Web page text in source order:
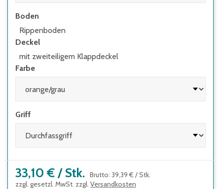
Boden
Rippenboden
Deckel
mit zweiteiligem Klappdeckel
Farbe
Griff
33,10 € / Stk. Brutto: 39,39 € /Stk.
zzgl. gesetzl. MwSt. zzgl. Versandkosten